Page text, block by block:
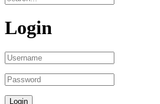
Login